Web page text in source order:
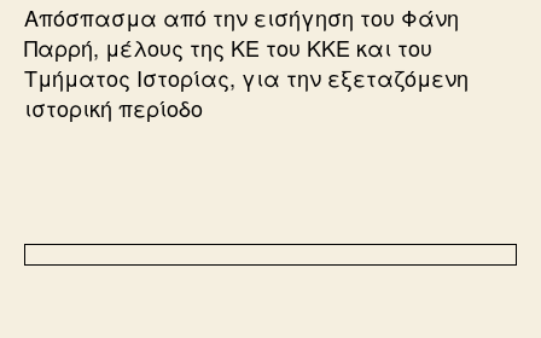
Απόσπασμα από την εισήγηση του Φάνη
Παρρή, μέλους της ΚΕ του ΚΚΕ και του
Τμήματος Ιστορίας, για την εξεταζόμενη
ιστορική περίοδο